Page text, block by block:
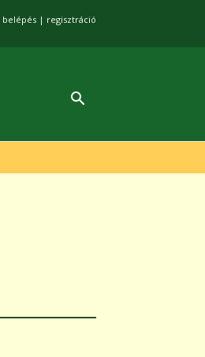
belépés | regisztráció